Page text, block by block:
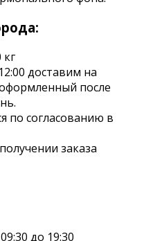
кг
доставим на
после
по согласованию в
заказа
до 19:30